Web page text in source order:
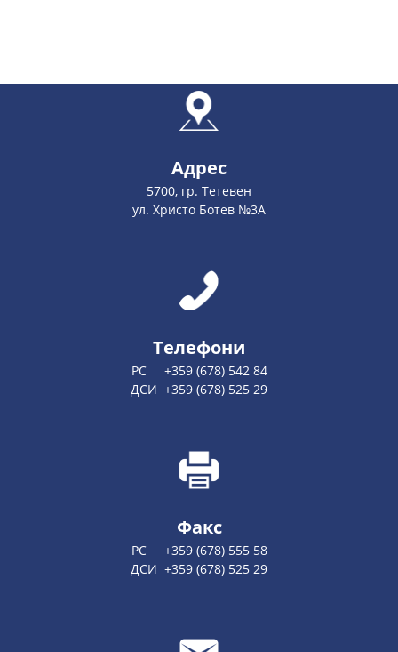
Адрес
5700, гр. Тетевен
ул. Христо Ботев №3А
Телефони
РС +359 (678) 542 84
ДСИ +359 (678) 525 29
Факс
РС +359 (678) 555 58
ДСИ +359 (678) 525 29